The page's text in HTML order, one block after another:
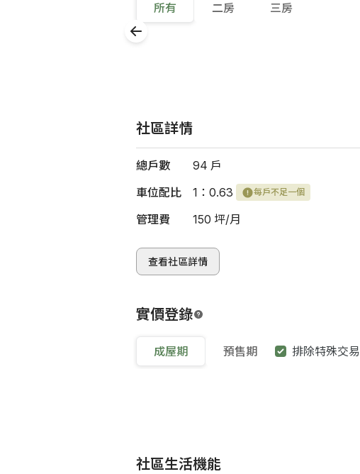
所有 二房 三房
社區詳情
總戶數 94 戶
車位配比
1：0.63 每戶不足一個
管理費
150 坪/月
查看社區詳情
實價登錄
成屋期 預售期 排除特殊交易
社區生活機能